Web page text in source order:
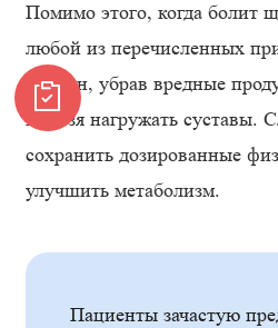
Помимо этого, когда болит
любой из перечисленных
рацион, убрав вредные
Нельзя нагружать суставы.
сохранить дозированные
улучшить метаболизм.
Пациенты зачастую